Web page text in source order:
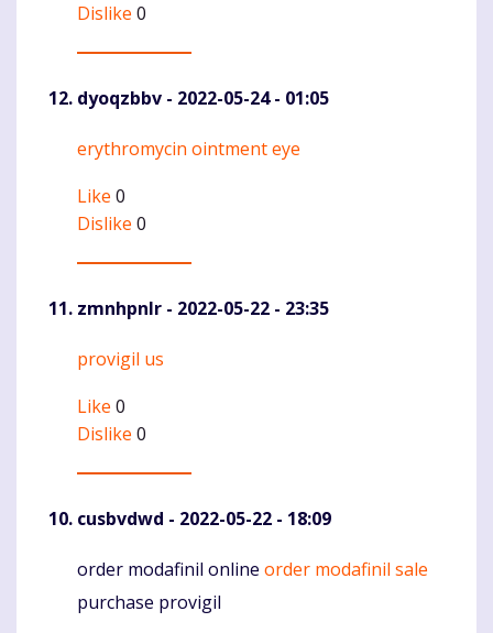
Dislike 0
dyoqzbbv - 2022-05-24 - 01:05
Komentaras
erythromycin ointment eye
Like 0
Dislike 0
zmnhpnlr - 2022-05-22 - 23:35
Komentaras
provigil us
Like 0
Dislike 0
cusbvdwd - 2022-05-22 - 18:09
Komentaras
order modafinil online order modafinil sale
purchase provigil